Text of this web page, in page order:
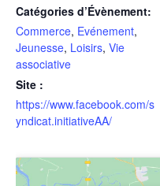
Catégories d’Évènement:
Commerce, Evénement,
Jeunesse, Loisirs, Vie
associative
Site :
https://www.facebook.com/s
yndicat.initiativeAA/